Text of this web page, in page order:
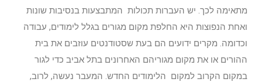
מתאימה לכך. יש העברות תכולות המתבצעות בנסיבות שונות
ואחת הנפוצות היא החלפת מקום מגורים בגלל לימודים, עבודה
וכדומה. מקרים ידועים הם בעת שסטודנטים עוזבים את בית
ההורים או את מקום מגוריהם האחרונים בתל אביב כדי לגור
במקום הקרוב למקום הלימודים החדש. המעבר נעשה, לרוב,